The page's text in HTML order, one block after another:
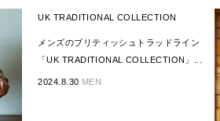
UK TRADITIONAL COLLECTION
メンズのブリティッシュトラッドライン
「UK TRADITIONAL COLLECTION」...
2024.8.30 MEN